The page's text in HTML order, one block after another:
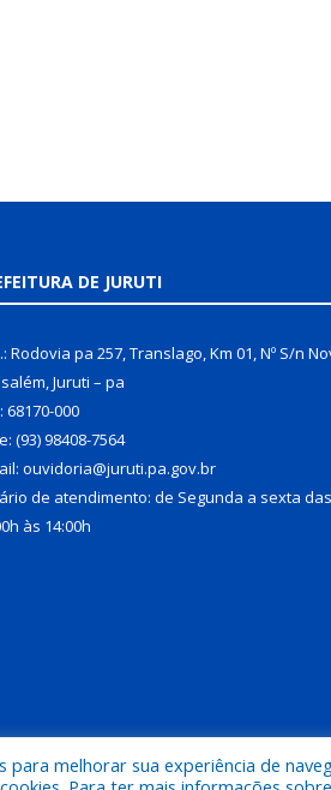
DE JURUTI
Rodovia pa 257, Translago, Km 01, Nº S/n
Juruti – pa
68170-000
(93) 98408-7564
ouvidoria@juruti.pa.gov.br
de atendimento: de Segunda a sexta das
às 14:00h
os direitos reservados a Prefeitura
para melhorar sua experiência de